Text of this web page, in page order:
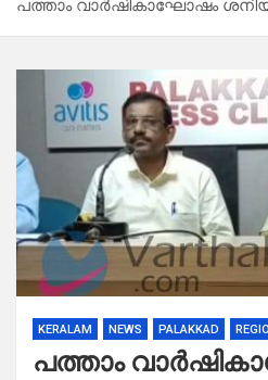
പത്താം വാർഷികാഘോഷം
KERALAM NEWS PALAKKAD
പത്താം